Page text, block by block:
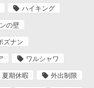
ハイキング
の壁
ズナン
ワルシャワ
夏期休暇 外出制限